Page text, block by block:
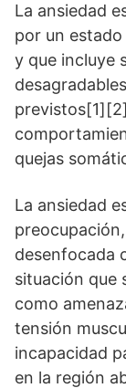
La ansiedad
por un
y que incluye
quejas
La ansiedad
desenfocada
situación que
como
tensión
incapacidad
en la región